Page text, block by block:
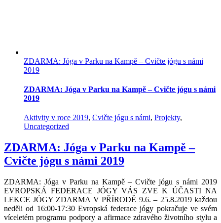
ZDARMA: Jóga v Parku na Kampě – Cvičte jógu s námi
2019
ZDARMA: Jóga v Parku na Kampě – Cvičte jógu s námi
2019
Aktivity v roce 2019, Cvičte jógu s námi, Projekty,
Uncategorized
ZDARMA: Jóga v Parku na Kampě –
Cvičte jógu s námi 2019
ZDARMA: Jóga v Parku na Kampě – Cvičte jógu s námi 2019
EVROPSKÁ FEDERACE JÓGY VÁS ZVE K ÚČASTI NA
LEKCE JÓGY ZDARMA V PŘÍRODĚ 9.6. – 25.8.2019 každou
neděli od 16:00-17:30 Evropská federace jógy pokračuje ve svém
víceletém programu podpory a afirmace zdravého životního stylu a